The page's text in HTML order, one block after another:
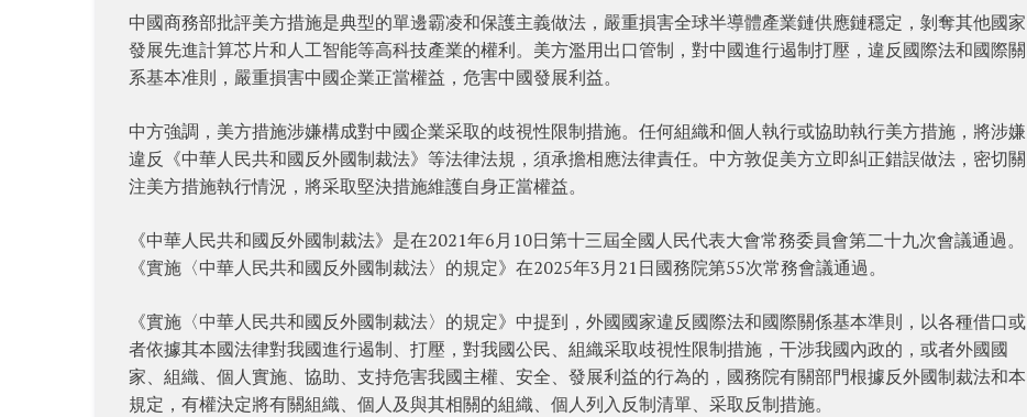
中國商務部批評美方措施是典型的單邊霸凌和保護主義做法，嚴重損害全球半導體產業鏈供應鏈穩定，剝奪其他國家
發展先進計算芯片和人工智能等高科技產業的權利。美方濫用出口管制，對中國進行遏制打壓，違反國際法和國際關
系基本准則，嚴重損害中國企業正當權益，危害中國發展利益。
中方強調，美方措施涉嫌構成對中國企業采取的歧視性限制措施。任何組織和個人執行或協助執行美方措施，將涉嫌
違反《中華人民共和國反外國制裁法》等法律法規，須承擔相應法律責任。中方敦促美方立即糾正錯誤做法，密切關
注美方措施執行情況，將采取堅決措施維護自身正當權益。
《中華人民共和國反外國制裁法》是在2021年6月10日第十三屆全國人民代表大會常務委員會第二十九次會議通過。
《實施〈中華人民共和國反外國制裁法〉的規定》在2025年3月21日國務院第55次常務會議通過。
《實施〈中華人民共和國反外國制裁法〉的規定》中提到，外國國家違反國際法和國際關係基本準則，以各種借口或
者依據其本國法律對我國進行遏制、打壓，對我國公民、組織采取歧視性限制措施，干涉我國內政的，或者外國國
家、組織、個人實施、協助、支持危害我國主權、安全、發展利益的行為的，國務院有關部門根據反外國制裁法和本
規定，有權決定將有關組織、個人及與其相關的組織、個人列入反制清單、采取反制措施。